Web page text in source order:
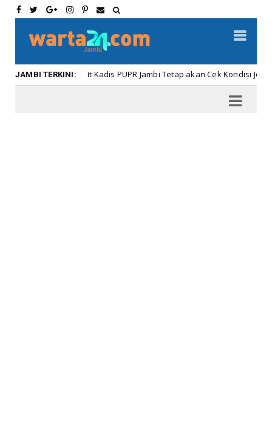
JAMBI TERKINI:
Plt Kadis PUPR Jambi Tetap akan Cek Kondisi Jembatan